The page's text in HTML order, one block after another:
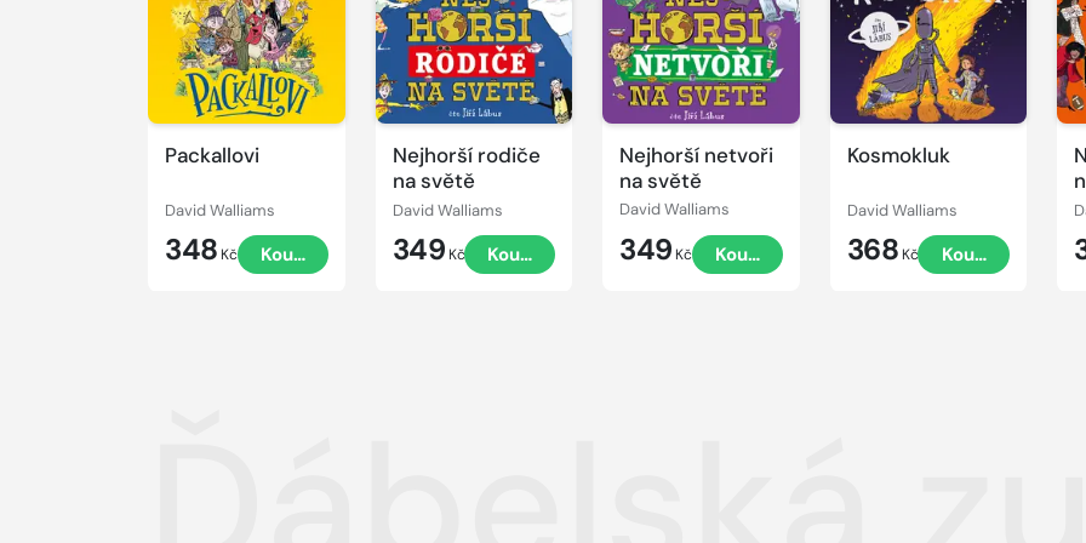
Packallovi
David Walliams
348 Kč Koupit
Nejhorší rodiče
na světě
David Walliams
349 Kč Koupit
Nejhorší netvoři
na světě
David Walliams
349 Kč Koupit
Kosmokluk
David Walliams
368 Kč Koupit